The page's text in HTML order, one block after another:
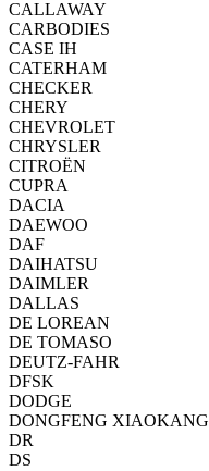
CALLAWAY
CARBODIES
CASE IH
CATERHAM
CHECKER
CHERY
CHEVROLET
CHRYSLER
CITROËN
CUPRA
DACIA
DAEWOO
DAF
DAIHATSU
DAIMLER
DALLAS
DE LOREAN
DE TOMASO
DEUTZ-FAHR
DFSK
DODGE
DONGFENG XIAOKANG
DR
DS